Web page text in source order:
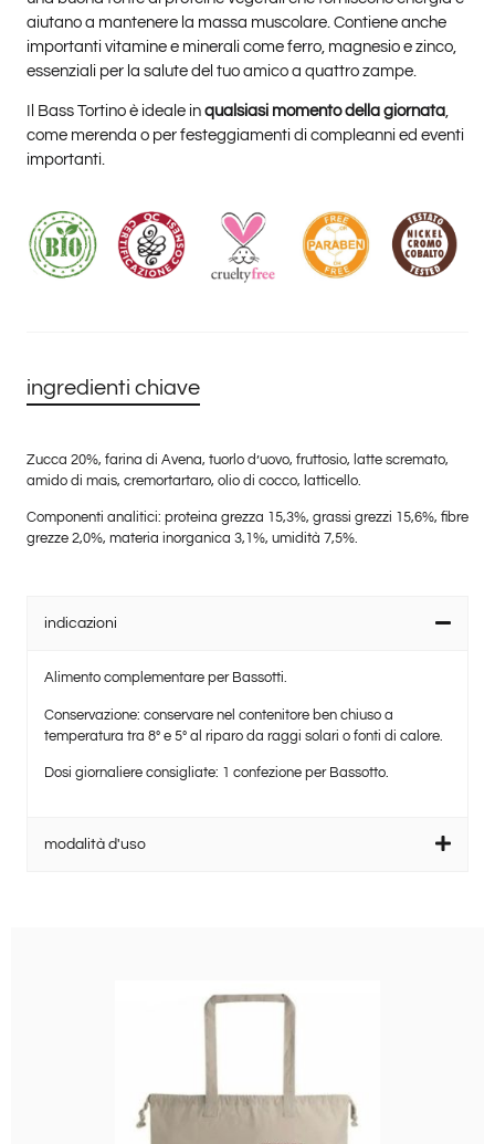
aiutano a mantenere la massa muscolare. Contiene anche
importanti vitamine e minerali come ferro, magnesio e zinco,
essenziali per la salute del tuo amico a quattro zampe.
Il Bass Tortino è ideale in qualsiasi momento della giornata,
come merenda o per festeggiamenti di compleanni ed eventi
importanti.
ingredienti chiave
Zucca 20%, farina di Avena, tuorlo d’uovo, fruttosio, latte scremato,
amido di mais, cremortartaro, olio di cocco, latticello.
Componenti analitici: proteina grezza 15,3%, grassi grezzi 15,6%, fibre
grezze 2,0%, materia inorganica 3,1%, umidità 7,5%.
indicazioni
Alimento complementare per Bassotti.
Conservazione: conservare nel contenitore ben chiuso a
temperatura tra 8° e 5° al riparo da raggi solari o fonti di calore.
Dosi giornaliere consigliate: 1 confezione per Bassotto.
modalità d'uso